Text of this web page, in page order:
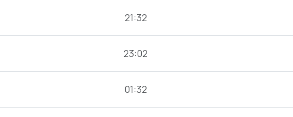
21:32
23:02
01:32